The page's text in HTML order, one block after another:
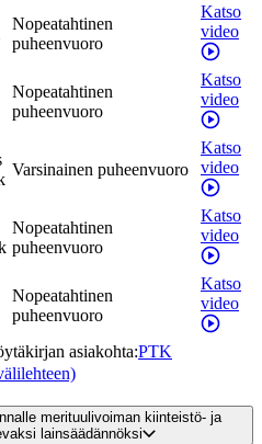
Nopeatahtinen
puheenvuoro
Katso
video
Nopeatahtinen
puheenvuoro
Katso
video
Varsinainen puheenvuoro
Katso
video
Nopeatahtinen
puheenvuoro
Katso
video
Nopeatahtinen
puheenvuoro
Katso
video
asiakohta:PTK
merituulivoiman kiinteistö- ja
lainsäädännöksi